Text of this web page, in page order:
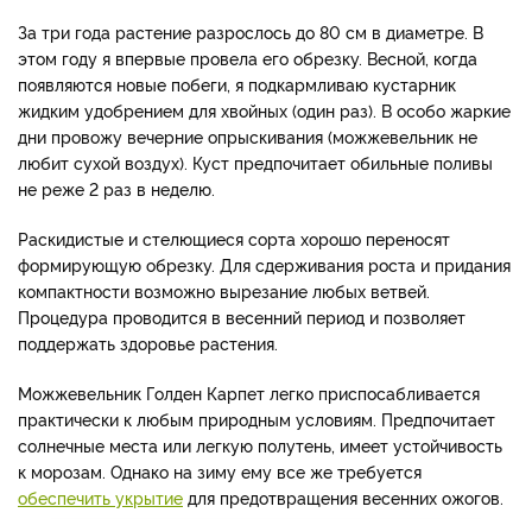
За три года растение разрослось до 80 см в диаметре. В
этом году я впервые провела его обрезку. Весной, когда
появляются новые побеги, я подкармливаю кустарник
жидким удобрением для хвойных (один раз). В особо жаркие
дни провожу вечерние опрыскивания (можжевельник не
любит сухой воздух). Куст предпочитает обильные поливы
не реже 2 раз в неделю.
Раскидистые и стелющиеся сорта хорошо переносят
формирующую обрезку. Для сдерживания роста и придания
компактности возможно вырезание любых ветвей.
Процедура проводится в весенний период и позволяет
поддержать здоровье растения.
Можжевельник Голден Карпет легко приспосабливается
практически к любым природным условиям. Предпочитает
солнечные места или легкую полутень, имеет устойчивость
к морозам. Однако на зиму ему все же требуется
обеспечить укрытие для предотвращения весенних ожогов.